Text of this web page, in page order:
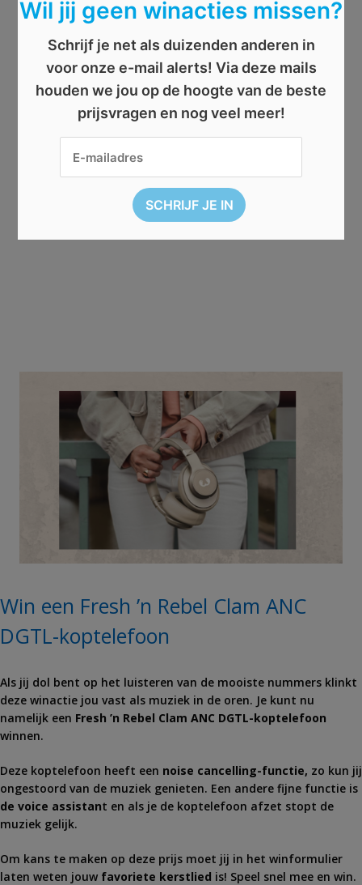
Win een Fresh ’n Rebel Clam ANC
DGTL-koptelefoon
Als jij dol bent op het luisteren van de mooiste nummers klinkt
deze winactie jou vast als muziek in de oren. Je kunt nu
namelijk een Fresh ’n Rebel Clam ANC DGTL-koptelefoon
winnen.
Deze koptelefoon heeft een noise cancelling-functie, zo kun jij
ongestoord van de muziek genieten. Een andere fijne functie is
de voice assistant en als je de koptelefoon afzet stopt de
muziek gelijk.
Om kans te maken op deze prijs moet jij in het winformulier
laten weten jouw favoriete kerstlied is! Speel snel mee en win.
Wil jij geen winacties missen?
Schrijf je net als duizenden anderen in
voor onze e-mail alerts! Via deze mails
houden we jou op de hoogte van de beste
prijsvragen en nog veel meer!